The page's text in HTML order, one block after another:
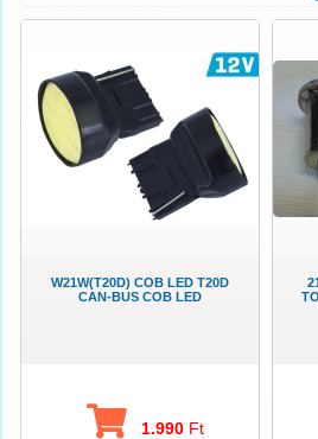
W21W(T20D) COB LED T20D
CAN-BUS COB LED
1.990 Ft